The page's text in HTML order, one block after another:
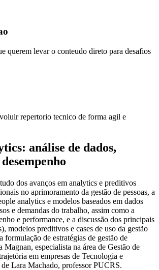
querem levar o conteudo direto para desafios
repertorio tecnico de forma agil e
análise de dados,
dos avanços em analytics e preditivos
no aprimoramento da gestão de pessoas, a
analytics e modelos baseados em dados
e demandas do trabalho, assim como a
e performance, e a discussão dos principais
modelos preditivos e cases de uso da gestão
formulação de estratégias de gestão de
Magnan, especialista na área de Gestão de
em empresas de Tecnologia e
Lara Machado, professor PUCRS.